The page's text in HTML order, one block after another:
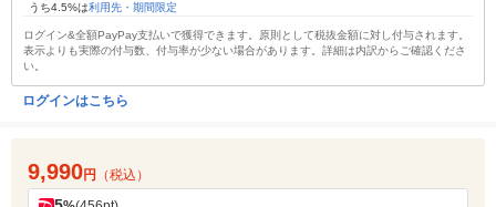
うち4.5%は利用先・期間限定
ログイン&全額PayPay支払いで獲得できます。原則として税抜金額に対し付与されます。
表示よりも実際の付与数、付与率が少ない場合があります。詳細は内訳からご確認くださ
い。
ログインはこちら
9,990円 （税込）